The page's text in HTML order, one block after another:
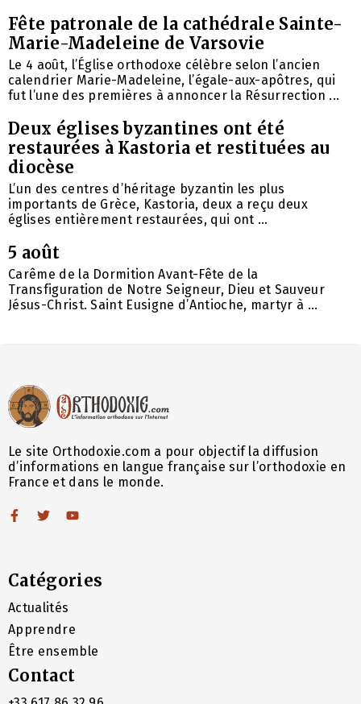
Fête patronale de la cathédrale Sainte-
Marie-Madeleine de Varsovie
Le 4 août, l’Église orthodoxe célèbre selon l’ancien
calendrier Marie-Madeleine, l’égale-aux-apôtres, qui
fut l’une des premières à annoncer la Résurrection ...
Deux églises byzantines ont été
restaurées à Kastoria et restituées au
diocèse
L’un des centres d’héritage byzantin les plus
importants de Grèce, Kastoria, deux a reçu deux
églises entièrement restaurées, qui ont ...
5 août
Carême de la Dormition Avant-Fête de la
Transfiguration de Notre Seigneur, Dieu et Sauveur
Jésus-Christ. Saint Eusigne d’Antioche, martyr à ...
Le site Orthodoxie.com a pour objectif la diffusion
d’informations en langue française sur l’orthodoxie en
France et dans le monde.
Catégories
Actualités
Apprendre
Être ensemble
Contact